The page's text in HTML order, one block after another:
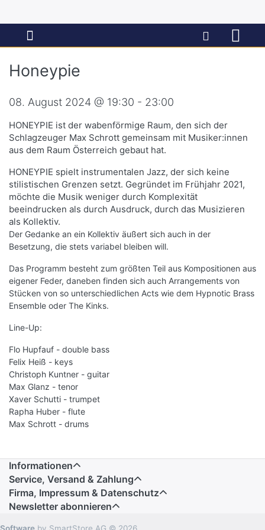
Honeypie
08. August 2024 @ 19:30 - 23:00
HONEYPIE ist der wabenförmige Raum, den sich der
Schlagzeuger Max Schrott gemeinsam mit Musiker:innen
aus dem Raum Österreich gebaut hat.
HONEYPIE spielt instrumentalen Jazz, der sich keine
stilistischen Grenzen setzt. Gegründet im Frühjahr 2021,
möchte die Musik weniger durch Komplexität
beeindrucken als durch Ausdruck, durch das Musizieren
als Kollektiv.
Der Gedanke an ein Kollektiv äußert sich auch in der
Besetzung, die stets variabel bleiben will.
Das Programm besteht zum größten Teil aus Kompositionen aus
eigener Feder, daneben finden sich auch Arrangements von
Stücken von so unterschiedlichen Acts wie dem Hypnotic Brass
Ensemble oder The Kinks.
Line-Up:
Flo Hupfauf - double bass
Felix Heiß - keys
Christoph Kuntner - guitar
Max Glanz - tenor
Xaver Schutti - trumpet
Rapha Huber - flute
Max Schrott - drums
Informationen
Service, Versand & Zahlung
Firma, Impressum & Datenschutz
Newsletter abonnieren